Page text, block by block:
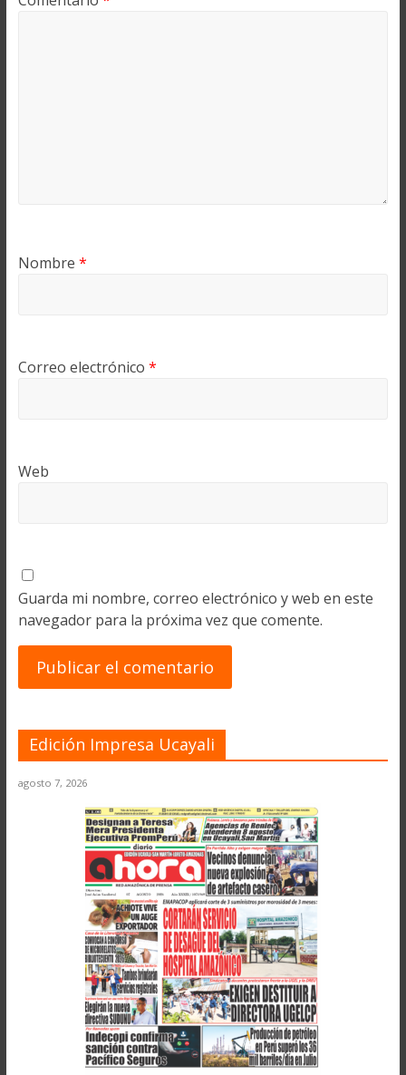
Nombre *
Correo electrónico *
Web
Guarda mi nombre, correo electrónico y web en este
navegador para la próxima vez que comente.
Edición Impresa Ucayali
agosto 7, 2026